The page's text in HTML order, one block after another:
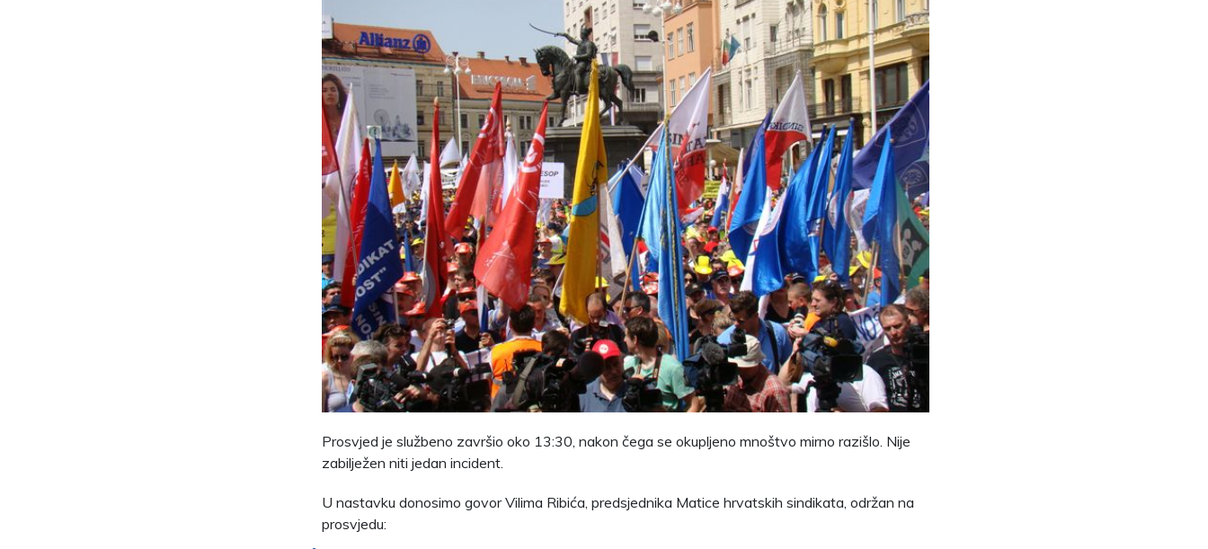
Prosvjed je službeno završio oko 13:30, nakon čega se okupljeno mnoštvo mirno razišlo. Nije
zabilježen niti jedan incident.
U nastavku donosimo govor Vilima Ribića, predsjednika Matice hrvatskih sindikata, održan na
prosvjedu: